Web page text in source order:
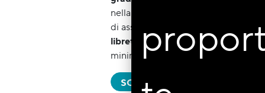
nella graduatoria di assegnazione.
di assegnazione
è necessario
libretto di prestito sociale,
minimo di € 1.500.
SCOPRI I BANDI APERTI